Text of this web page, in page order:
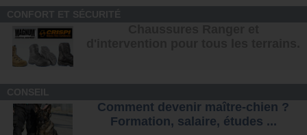
Comment devenir maître-chien ?
Formation, salaire, études ...